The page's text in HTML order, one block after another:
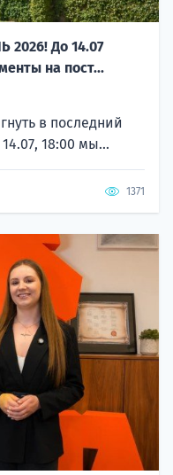
До 14.07
на пост...
в последний
18:00 мы...
1371